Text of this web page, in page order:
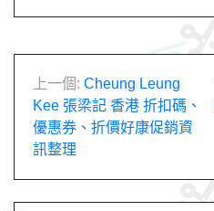
文
章
導
覽
上一個: Cheung Leung
Kee 張梁記 香港 折扣碼、
優惠券、折價好康促銷資
訊整理